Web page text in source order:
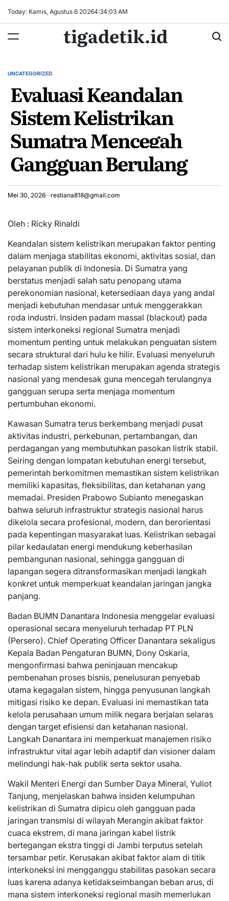
Today: Kamis, Agustus 6 20264:34:04 AM
tigadetik.id
POSTED
UNCATEGORIZED
Evaluasi Keandalan
Sistem Kelistrikan
Sumatra Mencegah
Gangguan Berulang
Mei 30, 2026 restiana818@gmail.com
Oleh : Ricky Rinaldi
Keandalan sistem kelistrikan merupakan faktor penting
dalam menjaga stabilitas ekonomi, aktivitas sosial, dan
pelayanan publik di Indonesia. Di Sumatra yang
berstatus menjadi salah satu penopang utama
perekonomian nasional, ketersediaan daya yang andal
menjadi kebutuhan mendasar untuk menggerakkan
roda industri. Insiden padam massal (blackout) pada
sistem interkoneksi regional Sumatra menjadi
momentum penting untuk melakukan penguatan sistem
secara struktural dari hulu ke hilir. Evaluasi menyeluruh
terhadap sistem kelistrikan merupakan agenda strategis
nasional yang mendesak guna mencegah terulangnya
gangguan serupa serta menjaga momentum
pertumbuhan ekonomi.
Kawasan Sumatra terus berkembang menjadi pusat
aktivitas industri, perkebunan, pertambangan, dan
perdagangan yang membutuhkan pasokan listrik stabil.
Seiring dengan lompatan kebutuhan energi tersebut,
pemerintah berkomitmen memastikan sistem kelistrikan
memiliki kapasitas, fleksibilitas, dan ketahanan yang
memadai. Presiden Prabowo Subianto menegaskan
bahwa seluruh infrastruktur strategis nasional harus
dikelola secara profesional, modern, dan berorientasi
pada kepentingan masyarakat luas. Kelistrikan sebagai
pilar kedaulatan energi mendukung keberhasilan
pembangunan nasional, sehingga gangguan di
lapangan segera ditransformasikan menjadi langkah
konkret untuk memperkuat keandalan jaringan jangka
panjang.
Badan BUMN Danantara Indonesia menggelar evaluasi
operasional secara menyeluruh terhadap PT PLN
(Persero). Chief Operating Officer Danantara sekaligus
Kepala Badan Pengaturan BUMN, Dony Oskaria,
mengonfirmasi bahwa peninjauan mencakup
pembenahan proses bisnis, penelusuran penyebab
utama kegagalan sistem, hingga penyusunan langkah
mitigasi risiko ke depan. Evaluasi ini memastikan tata
kelola perusahaan umum milik negara berjalan selaras
dengan target efisiensi dan ketahanan nasional.
Langkah Danantara ini memperkuat manajemen risiko
infrastruktur vital agar lebih adaptif dan visioner dalam
melindungi hak-hak publik serta sektor usaha.
Wakil Menteri Energi dan Sumber Daya Mineral, Yuliot
Tanjung, menjelaskan bahwa insiden kelumpuhan
kelistrikan di Sumatra dipicu oleh gangguan pada
jaringan transmisi di wilayah Merangin akibat faktor
cuaca ekstrem, di mana jaringan kabel listrik
bertegangan ekstra tinggi di Jambi terputus setelah
tersambar petir. Kerusakan akibat faktor alam di titik
interkoneksi ini mengganggu stabilitas pasokan secara
luas karena adanya ketidakseimbangan beban arus, di
mana sistem interkoneksi regional masih memerlukan